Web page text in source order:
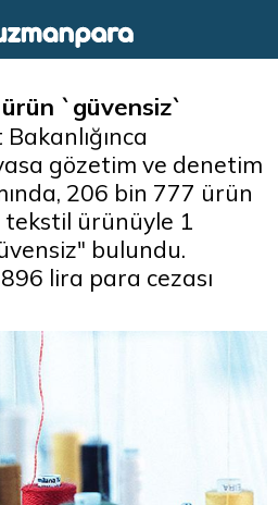
`güvensiz`
gözetim ve denetim
206 bin 777 ürün
tekstil ürünüyle 1
bulundu.
lira para cezası